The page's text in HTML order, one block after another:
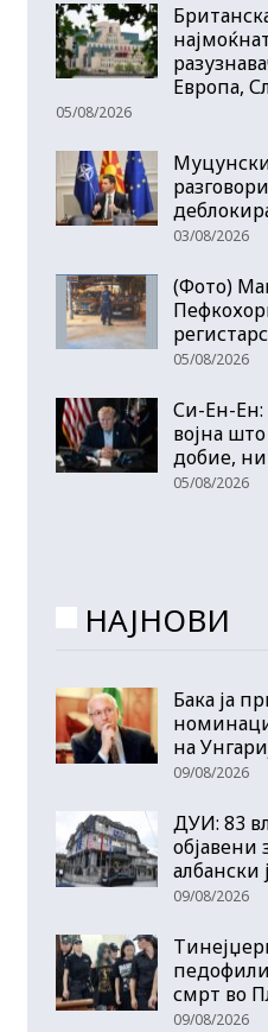
Европа,
05/08/2026
03/08/2026
(Фото)
05/08/2026
Си-Ен-Ен:
војна
добие,
05/08/2026
НАЈНОВИ
Бака ја
на
09/08/2026
ДУИ: 83
албански
09/08/2026
смрт во
09/08/2026